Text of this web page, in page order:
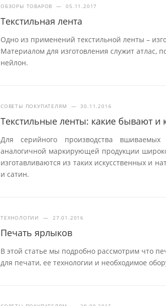
ОБЗОРЫ ТОВАРОВ — 05.11.2017
Текстильная лента
Одно из применений текстильной ленты –
Материалом для изготовления служит атлас,
нейлон.
СОВЕТЫ ПОКУПАТЕЛЯМ — 30.11.2016
Текстильные ленты: какие бывают и
Для серийного производства
аналогичной маркирующей продукции
изготавливаются из таких искусственных и
и сатин.
ТЕХНОЛОГИИ — 27.01.2016
Печать ярлыков
В этой статье мы подробно рассмотрим что
для печати, ее технологии и необходимое